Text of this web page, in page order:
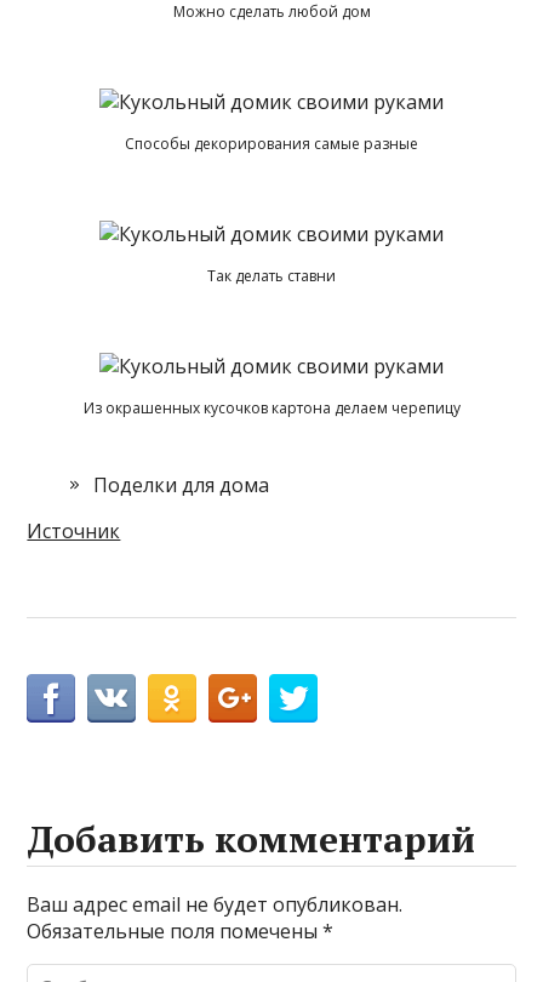
Можно сделать любой дом
Способы декорирования самые разные
Так делать ставни
Из окрашенных кусочков картона делаем черепицу
Поделки для дома
Источник
Добавить комментарий
Ваш адрес email не будет опубликован.
Обязательные поля помечены*